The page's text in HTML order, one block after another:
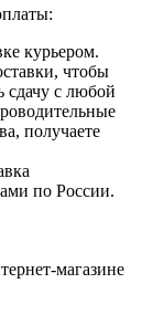
курьером.
чтобы
сдачу с любой
получаете
по России.
магазине